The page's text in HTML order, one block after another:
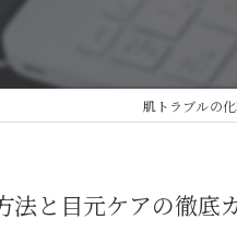
肌トラブルの
法と目元ケアの徹底